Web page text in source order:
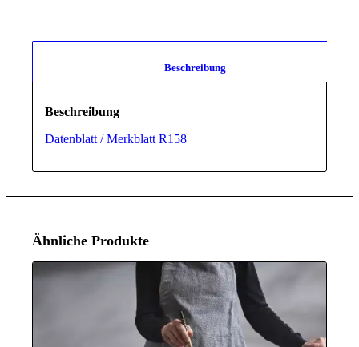
Beschreibung
Datenblatt / Merkblatt R158
Ähnliche Produkte